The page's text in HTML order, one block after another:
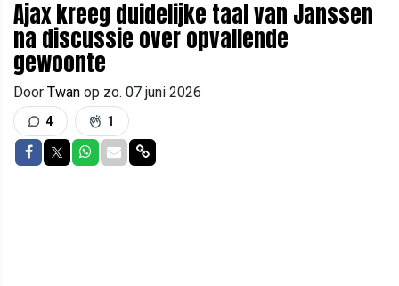
Ajax kreeg duidelijke taal van Janssen
na discussie over opvallende
gewoonte
Door Twan op zo. 07 juni 2026
4 1
Delen op Facebook
Delen op Twitter
Delen op Whatsapp
Delen via Mail
Delen via link